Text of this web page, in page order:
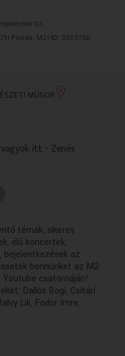
03.
Forrás: M2| ID: 3553765
MŰSOR
vagyok itt - Zenés
témák, sikeres
élő koncertek,
bejelentkezések az
bennünket az M2
csatornáján!
Dallos Bogi, Csitári
Lili, Fodor Imre,
adásonként változó.